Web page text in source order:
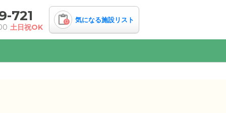
721
土日祝OK
0 気になる施設リスト